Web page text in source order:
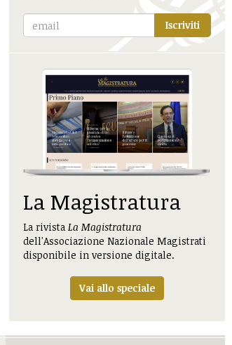
Iscriviti
La Magistratura
La rivista La Magistratura
dell'Associazione Nazionale Magistrati
disponibile in versione digitale.
Vai allo speciale